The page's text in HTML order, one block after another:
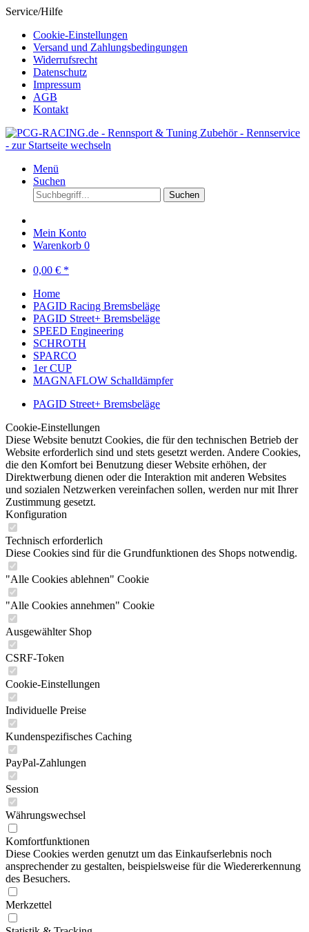
Service/Hilfe
Cookie-Einstellungen
Versand und Zahlungsbedingungen
Widerrufsrecht
Datenschutz
Impressum
AGB
Kontakt
Menü
Suchen
Suchen
Mein Konto
Warenkorb 0
0,00 € *
Home
PAGID Racing Bremsbeläge
PAGID Street+ Bremsbeläge
SPEED Engineering
SCHROTH
SPARCO
1er CUP
MAGNAFLOW Schalldämpfer
PAGID Street+ Bremsbeläge
Cookie-Einstellungen
Diese Website benutzt Cookies, die für den technischen Betrieb der
Website erforderlich sind und stets gesetzt werden. Andere Cookies,
die den Komfort bei Benutzung dieser Website erhöhen, der
Direktwerbung dienen oder die Interaktion mit anderen Websites
und sozialen Netzwerken vereinfachen sollen, werden nur mit Ihrer
Zustimmung gesetzt.
Konfiguration
Technisch erforderlich
Diese Cookies sind für die Grundfunktionen des Shops notwendig.
"Alle Cookies ablehnen" Cookie
"Alle Cookies annehmen" Cookie
Ausgewählter Shop
CSRF-Token
Cookie-Einstellungen
Individuelle Preise
Kundenspezifisches Caching
PayPal-Zahlungen
Session
Währungswechsel
Komfortfunktionen
Diese Cookies werden genutzt um das Einkaufserlebnis noch
ansprechender zu gestalten, beispielsweise für die Wiedererkennung
des Besuchers.
Merkzettel